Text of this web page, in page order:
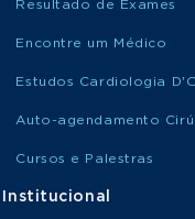
Resultado de Exames
Encontre um Médico
Estudos Cardiologia
Auto-agendamento
Cursos e Palestras
Institucional